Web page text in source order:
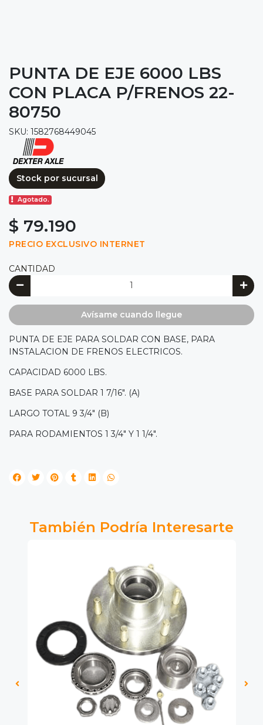
PUNTA DE EJE 6000 LBS
CON PLACA P/FRENOS 22-
80750
SKU: 1582768449045
Stock por sucursal
Agotado.
$ 79.190
PRECIO EXCLUSIVO INTERNET
CANTIDAD
Avísame cuando llegue
PUNTA DE EJE PARA SOLDAR CON BASE, PARA
INSTALACION DE FRENOS ELECTRICOS.
CAPACIDAD 6000 LBS.
BASE PARA SOLDAR 1 7/16". (A)
LARGO TOTAL 9 3/4" (B)
PARA RODAMIENTOS 1 3/4" Y 1 1/4".
También Podría Interesarte